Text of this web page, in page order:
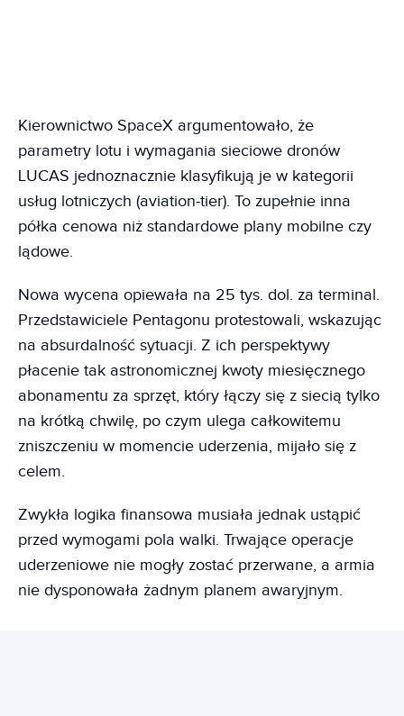
Kierownictwo SpaceX argumentowało, że
parametry lotu i wymagania sieciowe dronów
LUCAS jednoznacznie klasyfikują je w kategorii
usług lotniczych (aviation-tier). To zupełnie inna
półka cenowa niż standardowe plany mobilne czy
lądowe.
Nowa wycena opiewała na 25 tys. dol. za terminal.
Przedstawiciele Pentagonu protestowali, wskazując
na absurdalność sytuacji. Z ich perspektywy
płacenie tak astronomicznej kwoty miesięcznego
abonamentu za sprzęt, który łączy się z siecią tylko
na krótką chwilę, po czym ulega całkowitemu
zniszczeniu w momencie uderzenia, mijało się z
celem.
Zwykła logika finansowa musiała jednak ustąpić
przed wymogami pola walki. Trwające operacje
uderzeniowe nie mogły zostać przerwane, a armia
nie dysponowała żadnym planem awaryjnym.